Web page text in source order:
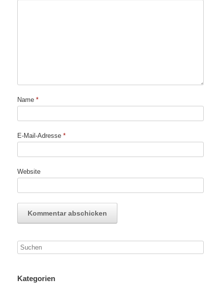
Name *
E-Mail-Adresse *
Website
Kategorien